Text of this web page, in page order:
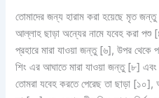
তোমাদের জন্য হারাম করা হয়েছে মৃত
আল্লাহ ছাড়া অন্যের নামে যবেহ করা পশু
প্রহারে মারা যাওয়া জন্তু [৬], উপর থেকে
শিং এর আঘাতে মারা যাওয়া জন্তু [৮]
তোমরা যবেহ করতে পেরেছ তা ছাড়া [১০],